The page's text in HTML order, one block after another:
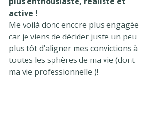
active !
Me voilà donc encore plus engagée
car je viens de décider juste un peu
plus tôt d’aligner mes convictions à
toutes les sphères de ma vie (dont
ma vie professionnelle )!